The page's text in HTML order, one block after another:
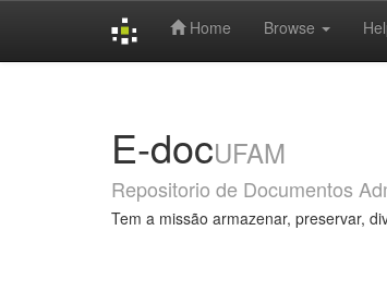
Home Browse
E-docUFAM
Repositorio de Documentos
Tem a missão armazenar, preservar,